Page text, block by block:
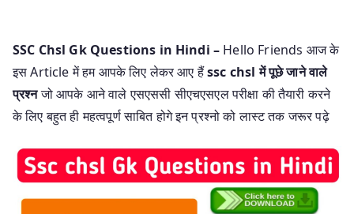
SSC Chsl Gk Questions in Hindi – Hello Friends आज के
इस Article में हम आपके लिए लेकर आए हैंssc chsl में पूछे जाने वाले
प्रश्नजो आपके आने वाले एसएससी सीएचएसएल परीक्षा की तैयारी करने
के लिए बहुत ही महत्वपूर्ण साबित होगे इन प्रश्नो को लास्ट तक जरूर पढ़े